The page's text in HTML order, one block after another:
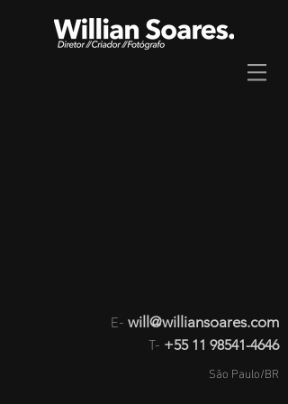
E- will@williansoares.com
T- +55 11 98541-4646
São Paulo/BR